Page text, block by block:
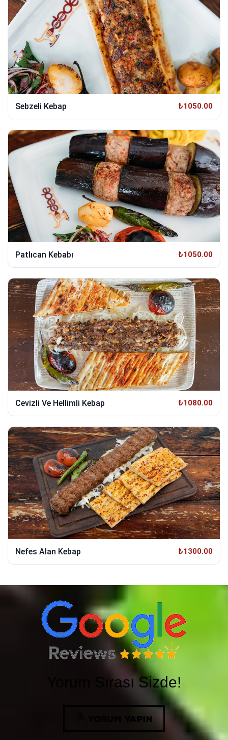
Sebzeli Kebap ₺1050.00
Patlıcan Kebabı ₺1050.00
Cevizli Ve Hellimli Kebap ₺1080.00
Nefes Alan Kebap ₺1300.00
Yorum Sırası Sizde!
YORUM YAPIN